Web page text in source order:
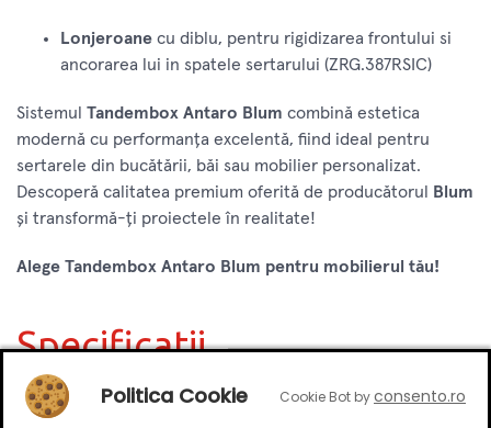
Lonjeroane cu diblu, pentru rigidizarea frontului si
ancorarea lui in spatele sertarului (ZRG.387RSIC)
Sistemul Tandembox Antaro Blum combină estetica
modernă cu performanța excelentă, fiind ideal pentru
sertarele din bucătării, băi sau mobilier personalizat.
Descoperă calitatea premium oferită de producătorul
Blum
și transformă-ți proiectele în realitate!
Alege Tandembox Antaro Blum pentru mobilierul tău!
Specificatii
Politica Cookie Cookie Bot byconsento.ro